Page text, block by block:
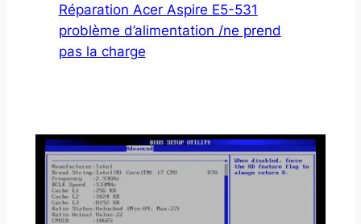
Réparation Acer Aspire E5-531
problème d’alimentation /ne prend
pas la charge